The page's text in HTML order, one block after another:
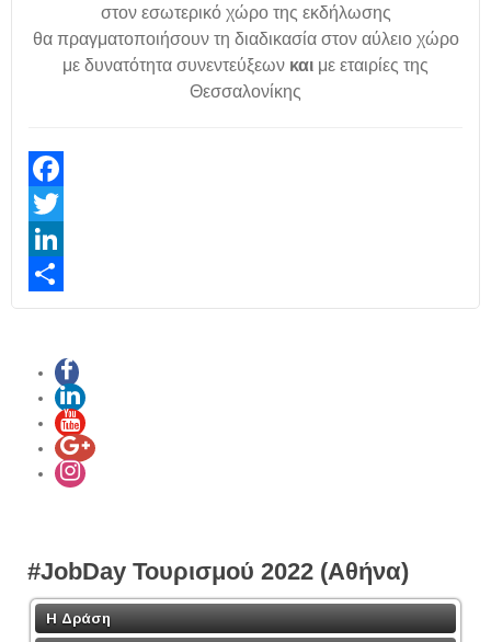
στον εσωτερικό χώρο της εκδήλωσης
θα πραγματοποιήσουν τη διαδικασία στον αύλειο χώρο
με δυνατότητα συνεντεύξεων και με εταιρίες της
Θεσσαλονίκης
Facebook
Twitter
LinkedIn
Share
#JobDay Τουρισμού 2022 (Αθήνα)
Η Δράση